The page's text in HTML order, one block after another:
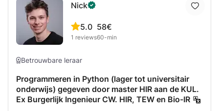
ontworpen om je te begeleiden bij zowel fundamentele
concepten als meer geavanceerde onderwerpen,
afhankelijk van je huidige niveau. Ik leer je heel
eenvoudige methoden om complexe onderdelen van
op in eenvoudige, begrijpelijke stappen. Of je nu een
computerbewerkingen wil begrijpen of een gevorderde
leerling die coderen, netwerken of systeembeheer onder
de knie wil krijgen, ik stem elke les af op jouw behoeften.
Nick
5.0
1 reviews
58€
60-min
Betrouwbare leraar
Programmeren in Python (lager tot universitair
onderwijs) gegeven door master HIR aan de KUL.
Ex Burgerlijk Ingenieur CW. HIR, TEW en Bio-IR